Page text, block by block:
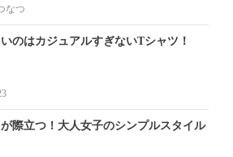
なつ
のはカジュアルすぎないTシャツ！
際立つ！大人女子のシンプルスタイル